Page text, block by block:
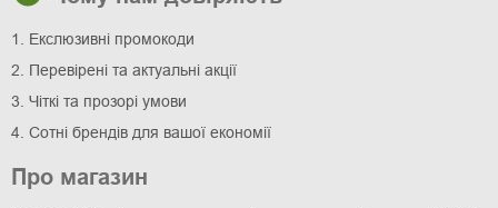
1. Екслюзивні промокоди
2. Перевірені та актуальні акції
3. Чіткі та прозорі умови
4. Сотні брендів для вашої економії
Про магазин